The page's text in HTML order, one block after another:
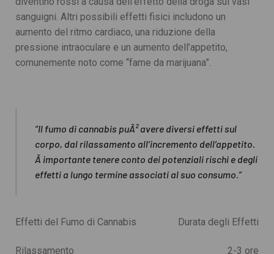
sanguigni. Altri possibili effetti fisici includono un
aumento del ritmo cardiaco, una riduzione della
pressione intraoculare e un aumento dell’appetito,
comunemente noto come “fame da marijuana”.
“Il fumo di cannabis puÃ² avere diversi effetti sul
corpo, dal rilassamento all’incremento dell’appetito.
Ã importante tenere conto dei potenziali rischi e degli
effetti a lungo termine associati al suo consumo.”
Effetti del Fumo di Cannabis Durata degli Effetti
Rilassamento 2-3 ore